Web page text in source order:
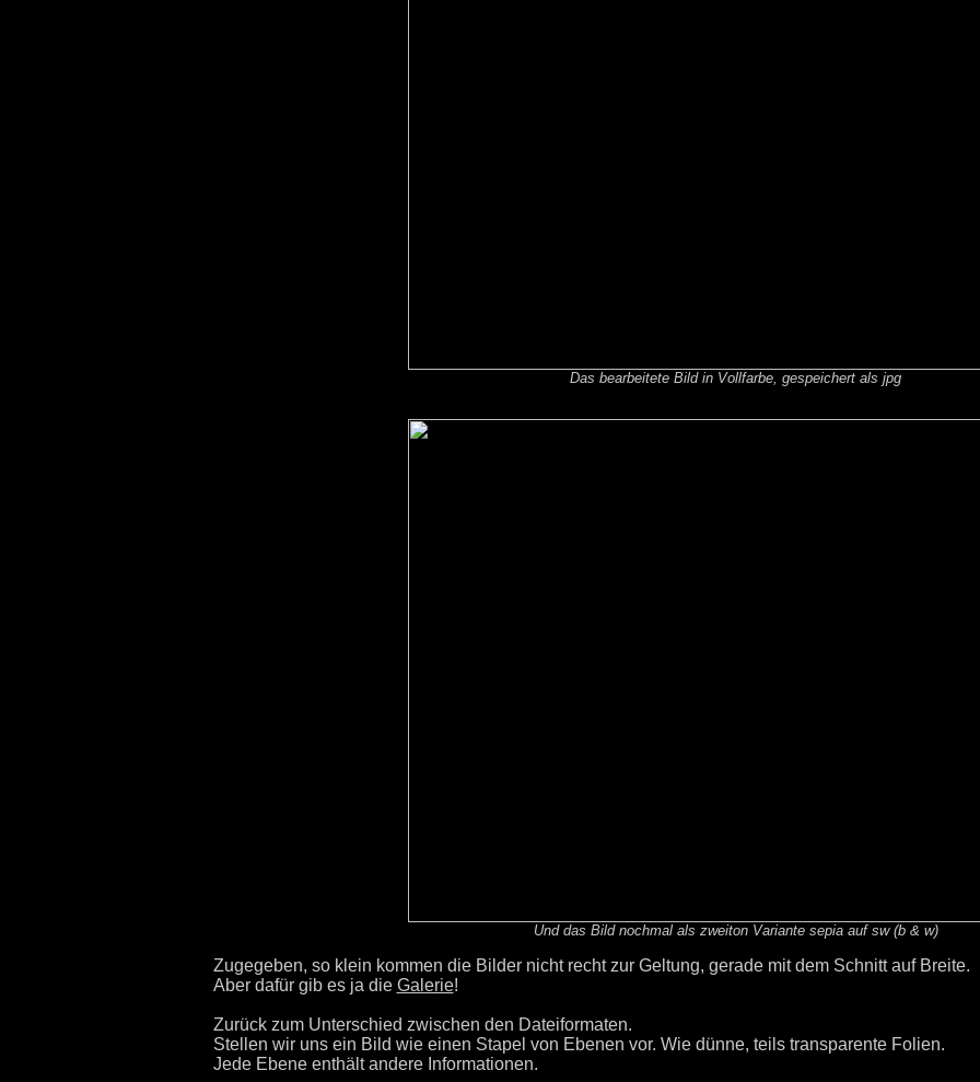
Das bearbeitete Bild in Vollfarbe, gespeichert als jpg
Und das Bild nochmal als zweiton Variante sepia auf sw (b & w)
Zugegeben, so klein kommen die Bilder nicht recht zur Geltung, gerade mit dem Schnitt auf Breite.
Aber dafür gib es ja die Galerie!
Zurück zum Unterschied zwischen den Dateiformaten.
Stellen wir uns ein Bild wie einen Stapel von Ebenen vor. Wie dünne, teils transparente Folien.
Jede Ebene enthält andere Informationen.